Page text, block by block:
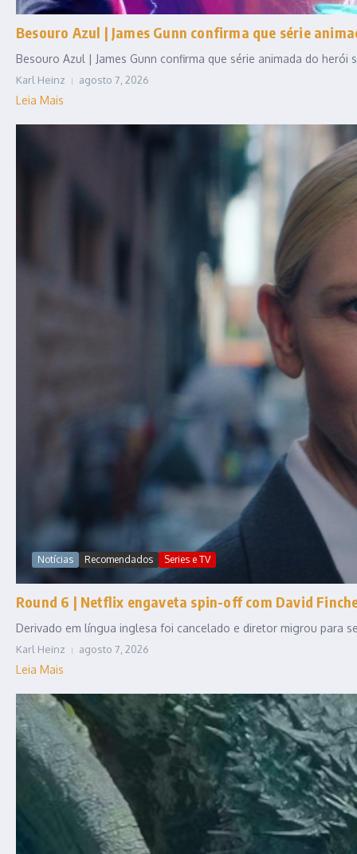
Besouro Azul | James Gunn confirma que série
Besouro Azul | James Gunn confirma que série animada do
Karl Heinz agosto 7, 2026
Leia Mais
Notícias Recomendados Series e TV
Round 6 | Netflix engaveta spin-off com David
Derivado em língua inglesa foi cancelado e diretor migrou para
Karl Heinz agosto 7, 2026
Leia Mais